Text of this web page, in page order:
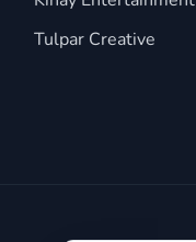
Tulpar Creative